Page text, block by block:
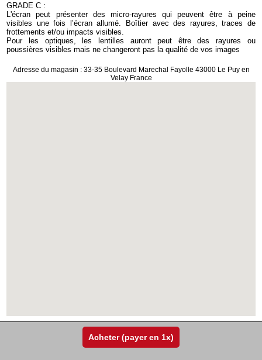
Acheter (payer en 1x)
GRADE C :
L'écran peut présenter des micro-rayures qui peuvent être à peine
visibles une fois l’écran allumé. Boîtier avec des rayures, traces de
frottements et/ou impacts visibles.
Pour les optiques, les lentilles auront peut être des rayures ou
poussières visibles mais ne changeront pas la qualité de vos images
Adresse du magasin : 33-35 Boulevard Marechal Fayolle 43000 Le Puy en
Velay France